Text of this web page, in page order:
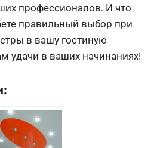
профессионалов. И что
правильный выбор при
в вашу гостиную
удачи в ваших начинаниях!